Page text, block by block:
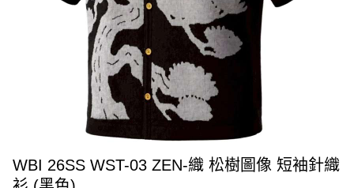
WBI 26SS WST-03 ZEN-織 松樹圖像 短袖針織